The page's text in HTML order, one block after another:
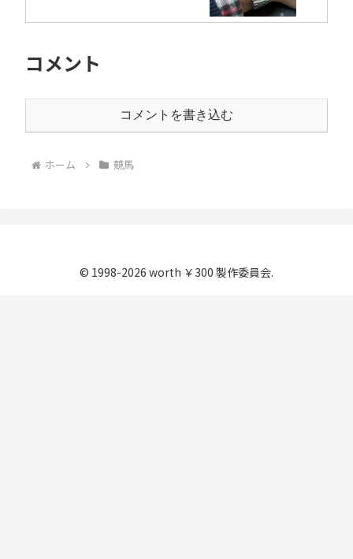
コメント
コメントを書き込む
ホーム 競馬
© 1998-2026 worth ￥300 製作委員会.